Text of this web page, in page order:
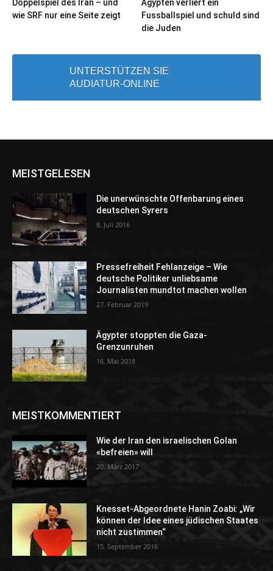
Doppelspiel des Iran – und
wie SRF nur eine Seite zeigt
Ägypten verliert ein
Fussballspiel und schuld sind
die Juden
UNTERSTÜTZEN SIE
AUDIATUR-ONLINE
MEISTGELESEN
Die unerwünschte Offenbarung eines
deutschen Syrers
8. Juli 2016
Pressefreiheit Fehlanzeige – Wie
deutsche Politiker unliebsame
Journalisten mundtot machen wollen
27. Februar 2019
Ägypter stoppten die Gaza-
Grenzunruhen
16. Mai 2018
MEISTKOMMENTIERT
Wie der Iran den israelischen Golan
«befreien» will
20. März 2017
Knesset-Abgeordnete Hanin Zoabi: „Wir
können der Idee eines jüdischen Staates
nicht zustimmen“
15. September 2016